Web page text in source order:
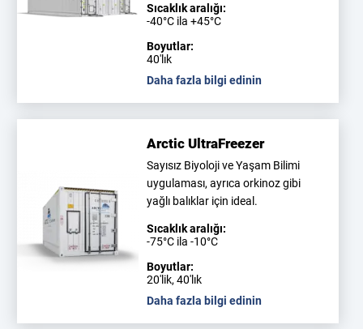
Sıcaklık aralığı:
-40°C ila +45°C
Boyutlar:
40'lık
Daha fazla bilgi edinin
Arctic UltraFreezer
Sayısız Biyoloji ve Yaşam Bilimi
uygulaması, ayrıca orkinoz gibi
yağlı balıklar için ideal.
Sıcaklık aralığı:
-75°C ila -10°C
Boyutlar:
20'lik, 40'lık
Daha fazla bilgi edinin